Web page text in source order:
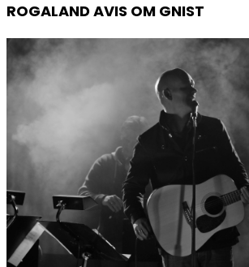
ROGALAND AVIS OM GNIST